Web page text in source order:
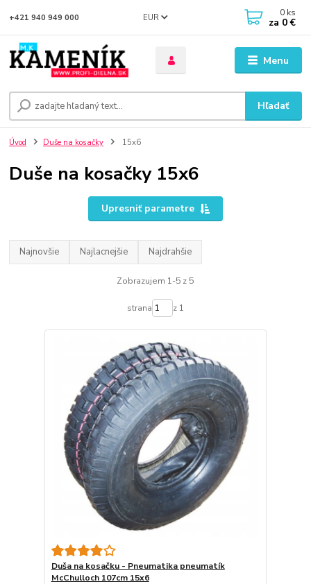
Menu
EUR
Hľadať
+421 940 949 000 0 ks
za 0 €
Úvod Duše na kosačky 15x6
Duše na kosačky 15x6
Upresniť parametre
Najnovšie Najlacnejšie Najdrahšie
Zobrazujem 1-5 z 5
strana z 1
Duša na kosačku - Pneumatika pneumatík
McChulloch 107cm 15x6